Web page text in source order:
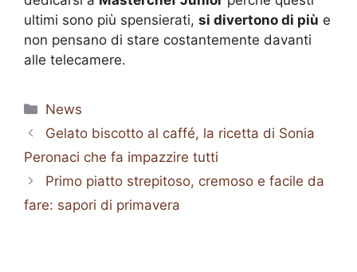
ultimi sono più spensierati, si divertono di più e
non pensano di stare costantemente davanti
alle telecamere.
Categorie
News
Gelato biscotto al caffé, la ricetta di Sonia
Peronaci che fa impazzire tutti
Primo piatto strepitoso, cremoso e facile da
fare: sapori di primavera